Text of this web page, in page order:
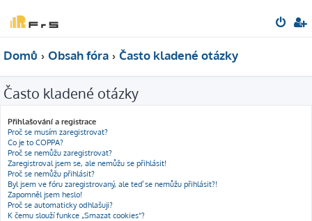
Domů Obsah fóra Často kladené otázky
Často kladené otázky
Přihlašování a registrace
Proč se musím zaregistrovat?
Co je to COPPA?
Proč se nemůžu zaregistrovat?
Zaregistroval jsem se, ale nemůžu se přihlásit!
Proč se nemůžu přihlásit?
Byl jsem ve fóru zaregistrovaný, ale teď se nemůžu přihlásit?!
Zapomněl jsem heslo!
Proč se automaticky odhlašuji?
K čemu slouží funkce „Smazat cookies“?